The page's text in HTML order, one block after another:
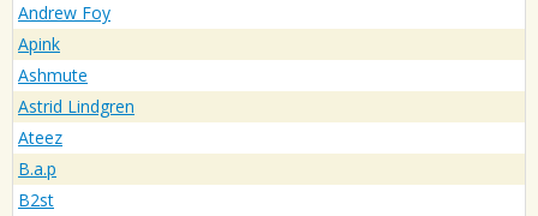
Andrew Foy
Apink
Ashmute
Astrid Lindgren
Ateez
B.a.p
B2st